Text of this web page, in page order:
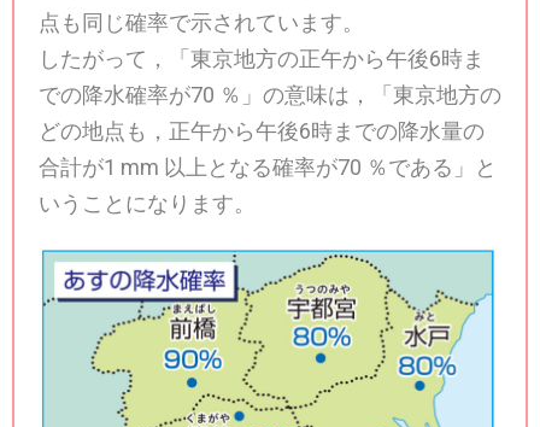
点も同じ確率で示されています。
したがって，「東京地方の正午から午後6時ま
での降水確率が70 ％」の意味は，「東京地方の
どの地点も，正午から午後6時までの降水量の
合計が1 mm 以上となる確率が70 ％である」と
いうことになります。